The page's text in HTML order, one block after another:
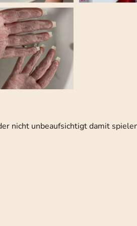
nicht unbeaufsichtigt damit